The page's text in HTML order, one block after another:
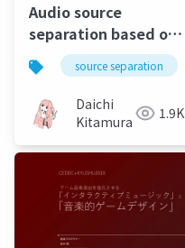
Audio source
separation based on
spectral and spatial
models
source separation
Daichi
Kitamura
1.9K